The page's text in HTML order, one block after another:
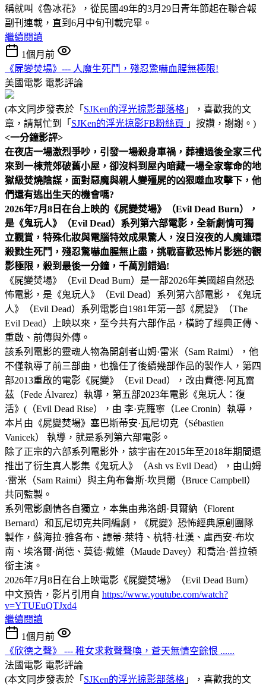
稱就叫《魯冰花》，從民國49年的3月29日青年節起在聯合報
副刊連載，直到6月中旬刊載完畢。
繼續閱讀
1個月前
《屍變焚場》--- 人魔生死鬥，殘忍驚嚇血腥無極限!
美國電影 電影評論
(本文同步發表於「 SJKen的浮光掠影部落格 」，喜歡我的文
章，請幫忙到「 SJKen的浮光掠影FB粉絲頁 」按讚，謝謝。)
<一分鐘影評>
在夜店一場激烈爭吵，引發一場殺身車禍，葬禮過後全家三代
來到一棟荒郊破舊小屋，卻沒料到屋內暗藏一場全家奪命的地
獄級焚燒陰謀，面對惡魔與親人變殭屍的凶狠噬血攻擊下，他
們還有逃出生天的機會嗎?
2026年7月8日在台上映的《屍變焚場》（Evil Dead Burn），
是《鬼玩人》（Evil Dead）系列第六部電影，全新劇情可獨
立觀賞，特殊化妝與電腦特效成果驚人，沒日沒夜的人魔連環
殺戮生死鬥，殘忍驚嚇血腥無止盡，挑戰喜歡恐怖片影迷的觀
影極限，殺到最後一分鐘，千萬別錯過!
《屍變焚場》（Evil Dead Burn）是一部2026年美國超自然恐
怖電影，是《鬼玩人》（Evil Dead）系列第六部電影，《鬼玩
人》（Evil Dead）系列電影自1981年第一部《屍變》（The
Evil Dead）上映以來，至今共有六部作品，橫跨了經典正傳、
重啟、前傳與外傳。
該系列電影的靈魂人物為開創者山姆·雷米（Sam Raimi），他
不僅執導了前三部曲，也擔任了後續幾部作品的製作人，第四
部2013重啟的電影《屍變》（Evil Dead），改由費德·阿瓦雷
茲（Fede Álvarez）執導，第五部2023年電影《鬼玩人：復
活》(（Evil Dead Rise），由 李·克羅寧（Lee Cronin）執導，
本片由《屍變焚場》塞巴斯蒂安·瓦尼切克（Sébastien
Vanicek） 執導，就是系列第六部電影。
除了正宗的六部系列電影外，該宇宙在2015年至2018年期間還
推出了衍生真人影集《鬼玩人》（Ash vs Evil Dead），由山姆
·雷米（Sam Raimi）與主角布魯斯·坎貝爾（Bruce Campbell）
共同監製。
系列電影劇情各自獨立，本集由弗洛朗·貝爾納（Florent
Bernard）和瓦尼切克共同編劇，《屍變》恐怖經典原創團隊
製作，蘇海拉·雅各布、譚蒂·萊特、杭特·杜漢、盧西安·布坎
南、埃洛爾·尚德、莫德·戴維（Maude Davey）和喬治·普拉領
銜主演。
2026年7月8日在台上映電影《屍變焚場》（Evil Dead Burn）
中文預告，影片引用自 https://www.youtube.com/watch?
v=YTUEuQTJxd4
繼續閱讀
1個月前
《欣德之聲》 --- 稚女求救聲聲喚，蒼天無情空餘恨 ......
法國電影 電影評論
(本文同步發表於「 SJKen的浮光掠影部落格 」，喜歡我的文